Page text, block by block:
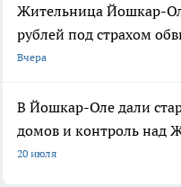
Жительница Йошкар-
рублей под страхом
Вчера
В Йошкар-Оле дали
домов и контроль над
20 июля